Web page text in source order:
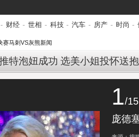
- 财经 - 世相 - 科技 - 汽车 - 房产 - 时尚 -
赛马刺VS灰熊新闻
特泡妞成功 选美小姐投怀送抱
1/15
庞德